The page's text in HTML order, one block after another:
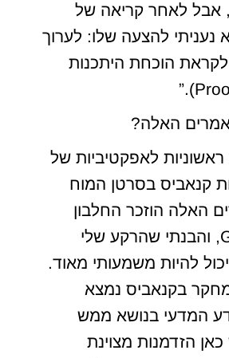
אבל לאחר קריאה של
נעניתי להצעה שלו: לערוך
הוכחת היתכנות
האלה?
ראשוניות לאפקטיביות של
קנאביס בסרטן המוח
האלה הוזכר החלבון
‘שלי’, GEF-H1, והבנתי שהרקע שלי
להיות משמעותי מאוד.
בקנאביס נמצא
המדעי בנושא ממש
הזדמנות מצוינת